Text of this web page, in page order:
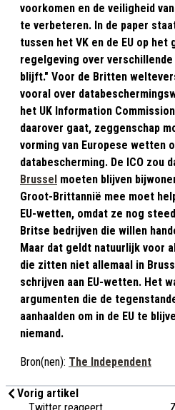
voorkomen en de veiligheid
te verbeteren. In de paper
tussen het VK en de EU op het
regelgeving over
blijft." Voor de Britten
vooral over
het UK Information
daarover gaat, zeggenschap
vorming van Europese wetten
databescherming. De ICO zou
Brussel moeten blijven
Groot-Brittannië mee moet
EU-wetten, omdat ze nog
Britse bedrijven die willen
Maar dat geldt natuurlijk voor
die zitten niet allemaal in
schrijven aan EU-wetten. Het
argumenten die de
aanhaalden om in de EU te
niemand.
Bron(nen): The Independent
Vorig artikel
Twitter reageert